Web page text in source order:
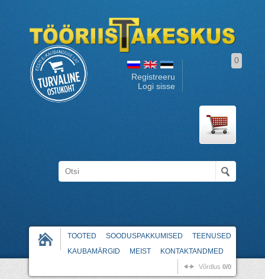
Registreeru
Logi sisse
0
TOOTED SOODUSPAKKUMISED
TEENUSED
KAUBAMÄRGID
MEIST KONTAKTANDMED
Võrdlus 0/0